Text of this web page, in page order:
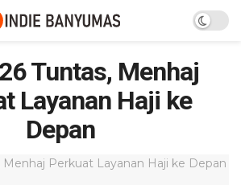
Tuntas, Menhaj
Layanan Haji ke
Depan